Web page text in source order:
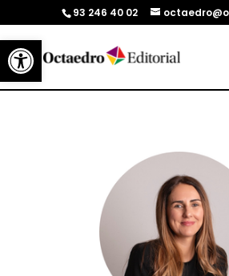
Abrir barra de herramientas
93 246 40 02